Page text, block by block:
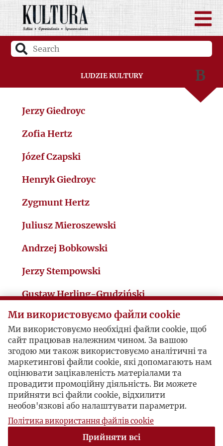
Ludzie Kultury
B
C
K
L
Ł
O
Jerzy Giedroyc
Zofia Hertz
Józef Czapski
Henryk Giedroyc
Zygmunt Hertz
Juliusz Mieroszewski
Andrzej Bobkowski
Jerzy Stempowski
Gustaw Herling-Grudziński
Czesław Miłosz
Witold Gombrowicz
Konstanty Aleksander Jeleński
Marek Hłasko
Michał Heller
Bohdan Osadczuk
Ми використовуємо файли cookie
Ми використовуємо необхідні файли cookie, щоб
сайт працював належним чином. За вашою
згодою ми також використовуємо аналітичні та
маркетингові файли cookie, які допомагають нам
оцінювати зацікавленість матеріалами та
провадити промоційну діяльність. Ви можете
прийняти всі файли cookie, відхилити
необов'язкові або налаштувати параметри.
Політика використання файлів cookie
Прийняти всі